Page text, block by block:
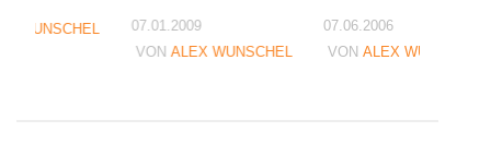
07.01.2009
VON ALEX WUNSCHEL
07.06.2006
VONALEX WUNSCHEL
WUNSCHEL